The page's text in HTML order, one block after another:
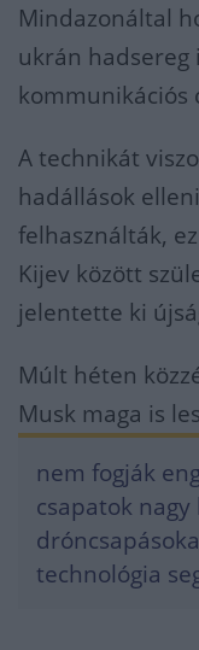
Mindazonáltal
ukrán hadsereg
kommunikációs
A technikát
hadállások
felhasználták,
Kijev között
jelentette ki
Múlt héten
Musk maga is
nem fogják
csapatok
technológia